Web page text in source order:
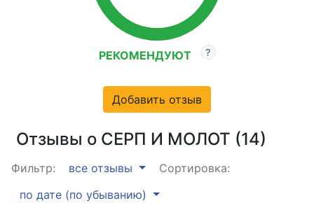
РЕКОМЕНДУЮТ
Добавить отзыв
Отзывы о СЕРП И МОЛОТ (14)
Фильтр: все отзывы
Сортировка:
по дате (по убыванию)